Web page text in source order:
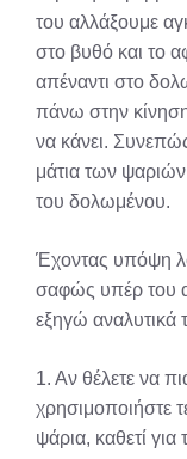
του αλλάξουμε
στο βυθό και το
απέναντι στο
πάνω στην κίνηση
να κάνει.
μάτια των
του δολωμένου.
Έχοντας υπόψη
σαφώς υπέρ του
εξηγώ αναλυτικά
1. Αν θέλετε να
χρησιμοποιήστε
ψάρια, καθετί